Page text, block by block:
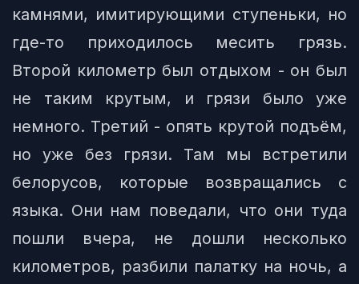
камнями, имитирующими ступеньки, но
где-то приходилось месить грязь.
Второй километр был отдыхом - он был
не таким крутым, и грязи было уже
немного. Третий - опять крутой подъём,
но уже без грязи. Там мы встретили
белорусов, которые возвращались с
языка. Они нам поведали, что они туда
пошли вчера, не дошли несколько
километров, разбили палатку на ночь, а